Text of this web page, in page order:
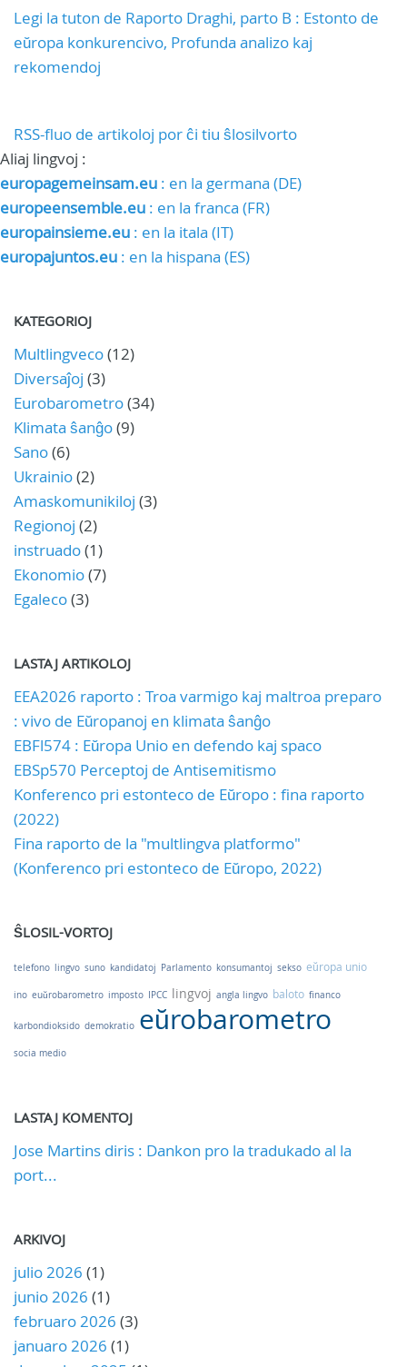
Legi la tuton de Raporto Draghi, parto B : Estonto de
eŭropa konkurencivo, Profunda analizo kaj
rekomendoj
RSS-fluo de artikoloj por ĉi tiu ŝlosilvorto
Aliaj lingvoj :
europagemeinsam.eu : en la germana (DE)
europeensemble.eu : en la franca (FR)
europainsieme.eu : en la itala (IT)
europajuntos.eu : en la hispana (ES)
KATEGORIOJ
Multlingveco(12)
Diversaĵoj (3)
Eurobarometro(34)
Klimata ŝanĝo(9)
Sano(6)
Ukrainio(2)
Amaskomunikiloj (3)
Regionoj (2)
instruado(1)
Ekonomio(7)
Egaleco(3)
LASTAJ ARTIKOLOJ
EEA2026 raporto : Troa varmigo kaj maltroa preparo
: vivo de Eŭropanoj en klimata ŝanĝo
EBFl574 : Eŭropa Unio en defendo kaj spaco
EBSp570 Perceptoj de Antisemitismo
Konferenco pri estonteco de Eŭropo : fina raporto
(2022)
Fina raporto de la "multlingva platformo"
(Konferenco pri estonteco de Eŭropo, 2022)
ŜLOSIL-VORTOJ
telefono lingvo suno kandidatoj Parlamento konsumantoj sekso eŭropa unio
ino euŭrobarometro imposto IPCC lingvoj angla lingvo baloto financo
karbondioksido demokratio eŭrobarometro
socia medio
LASTAJ KOMENTOJ
Jose Martins diris : Dankon pro la tradukado al la
port...
ARKIVOJ
julio 2026 (1)
junio 2026 (1)
februaro 2026 (3)
januaro 2026 (1)